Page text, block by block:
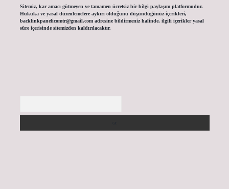
Sitemiz, kar amacı gütmeyen ve tamamen ücretsiz bir bilgi paylaşım platformudur.
Hukuka ve yasal düzenlemelere aykırı olduğunu düşündüğünüz içerikleri,
backlinkpanelicomtr@gmail.comadresine bildirmeniz halinde, ilgili içerikler yasal
süre içerisinde sitemizden kaldırılacaktır.